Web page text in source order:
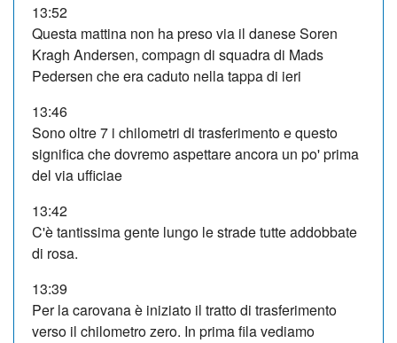
13:52
Questa mattina non ha preso via il danese Soren
Kragh Andersen, compagn di squadra di Mads
Pedersen che era caduto nella tappa di ieri
13:46
Sono oltre 7 i chilometri di trasferimento e questo
significa che dovremo aspettare ancora un po' prima
del via ufficiae
13:42
C'è tantissima gente lungo le strade tutte addobbate
di rosa.
13:39
Per la carovana è iniziato il tratto di trasferimento
verso il chilometro zero. In prima fila vediamo